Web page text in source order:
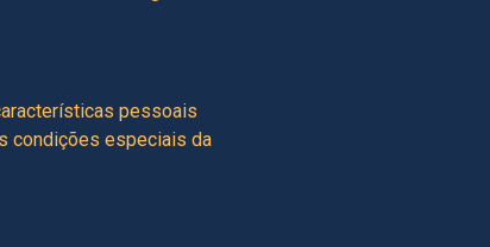
pessoais
condições especiais da